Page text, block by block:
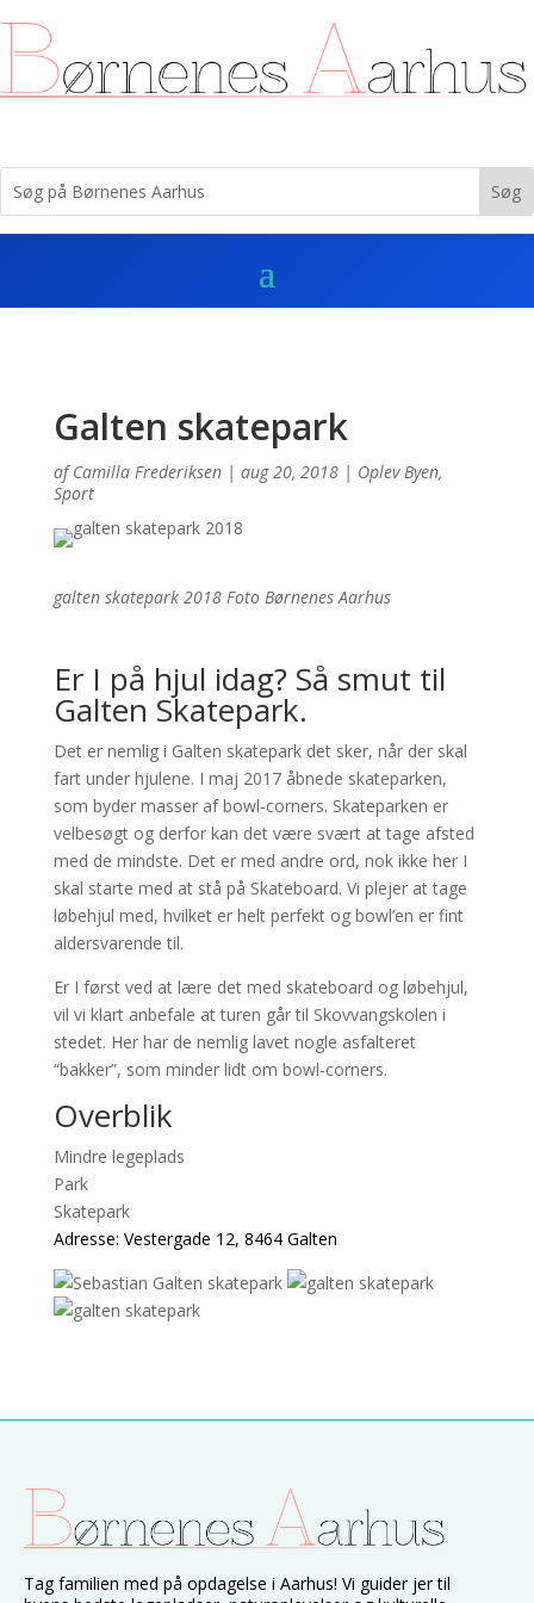
Galten skatepark
afCamilla Frederiksen| aug 20, 2018| Oplev Byen,
Sport
galten skatepark 2018 Foto Børnenes Aarhus
Er I på hjul idag? Så smut til
Galten Skatepark.
Det er nemlig i Galten skatepark det sker, når der skal
fart under hjulene. I maj 2017 åbnede skateparken,
som byder masser af bowl-corners. Skateparken er
velbesøgt og derfor kan det være svært at tage afsted
med de mindste. Det er med andre ord, nok ikke her I
skal starte med at stå på Skateboard. Vi plejer at tage
løbehjul med, hvilket er helt perfekt og bowl’en er fint
aldersvarende til.
Er I først ved at lære det med skateboard og løbehjul,
vil vi klart anbefale at turen går til Skovvangskolen i
stedet. Her har de nemlig lavet nogle asfalteret
“bakker”, som minder lidt om bowl-corners.
Overblik
Mindre legeplads
Park
Skatepark
Adresse: Vestergade 12, 8464 Galten
Tag familien med på opdagelse i Aarhus! Vi guider jer til